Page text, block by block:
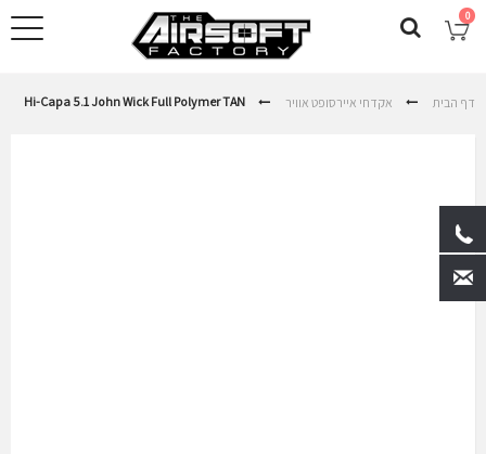
0
דף הבית אקדחי איירסופט אוויר Hi-Capa 5.1 John Wick Full Polymer TAN